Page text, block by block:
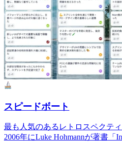
スピードボート
最も人気のあるレトロスペクテ
2006年にLuke Hohmannが著書「